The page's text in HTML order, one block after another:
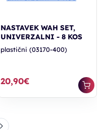
NASTAVEK WAH SET,
UNIVERZALNI - 8 KOS
plastični (03170-400)
20,90€